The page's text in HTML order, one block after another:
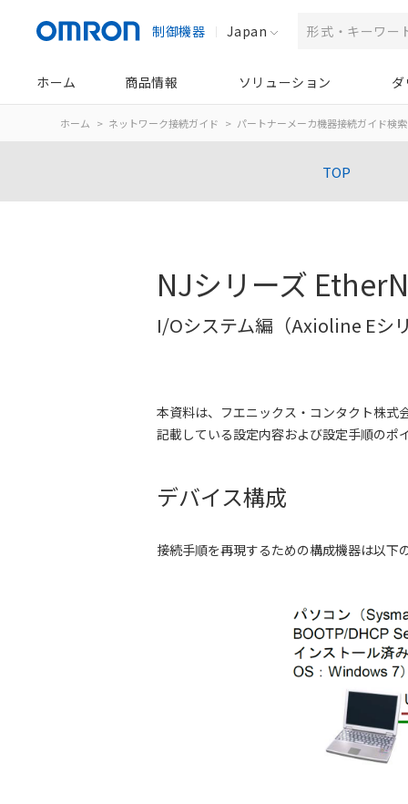
制御機器 Japan
ホーム 商品情報 ソリューション
ホーム ネットワーク接続ガイド パートナーメーカ機器接続ガイド検索
TOP
NJシリーズ
I/Oシステム編（Axioline Eシ
本資料は、フエニックス・コンタクト株
記載している設定内容および設定手順の
デバイス構成
接続手順を再現するための構成機器は以下